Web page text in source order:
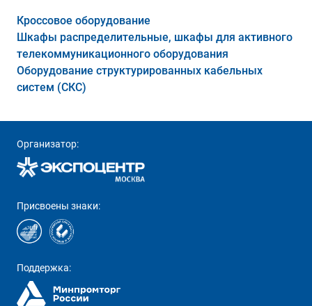
Кроссовое оборудование
Шкафы распределительные, шкафы для активного
телекоммуникационного оборудования
Оборудование структурированных кабельных
систем (СКС)
Организатор:
Присвоены знаки:
Поддержка: